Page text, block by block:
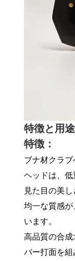
特徴と用
特徴：
ブナ材クラ
ヘッドは、低
見た目の美
均一な質感
います。
高品質の合
バー打面を